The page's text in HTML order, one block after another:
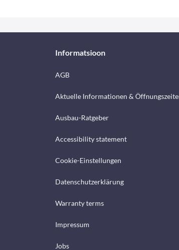
Informatsioon
AGB
Aktuelle Informationen &
Ausbau-Ratgeber
Accessibility statement
Cookie-Einstellungen
Datenschutzerklärung
Warranty terms
Impressum
Jobs